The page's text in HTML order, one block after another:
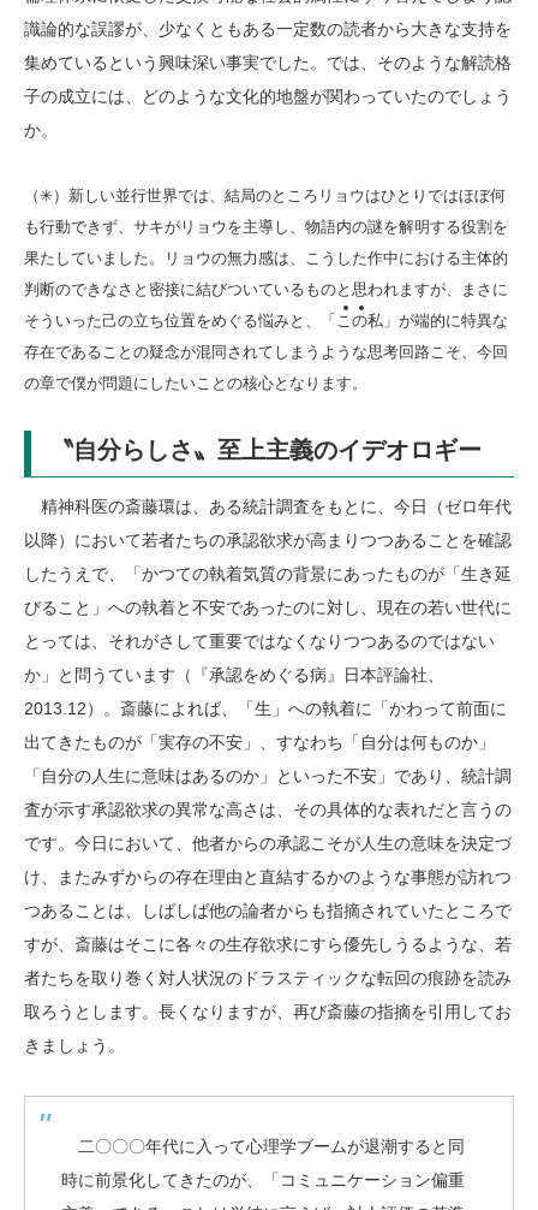
識論的な誤謬が、少なくともある一定数の読者から大きな支持を
集めているという興味深い事実でした。では、そのような解読格
子の成立には、どのような文化的地盤が関わっていたのでしょう
か。
（✳）新しい並行世界では、結局のところリョウはひとりではほぼ何
も行動できず、サキがリョウを主導し、物語内の謎を解明する役割を
果たしていました。リョウの無力感は、こうした作中における主体的
判断のできなさと密接に結びついているものと思われますが、まさに
そういった己の立ち位置をめぐる悩みと、「 こ の私」が端的に特異な
存在であることの疑念が混同されてしまうような思考回路こそ、今回
の章で僕が問題にしたいことの核心となります。
〝自分らしさ〟至上主義のイデオロギー
精神科医の斎藤環は、ある統計調査をもとに、今日（ゼロ年代
以降）において若者たちの承認欲求が高まりつつあることを確認
したうえで、「かつての執着気質の背景にあったものが「生き延
びること」への執着と不安であったのに対し、現在の若い世代に
とっては、それがさして重要ではなくなりつつあるのではない
か」と問うています（『承認をめぐる病』日本評論社、
2013.12）。斎藤によれば、「生」への執着に「かわって前面に
出てきたものが「実存の不安」、すなわち「自分は何ものか」
「自分の人生に意味はあるのか」といった不安」であり、統計調
査が示す承認欲求の異常な高さは、その具体的な表れだと言うの
です。今日において、他者からの承認こそが人生の意味を決定づ
け、またみずからの存在理由と直結するかのような事態が訪れつ
つあることは、しばしば他の論者からも指摘されていたところで
すが、斎藤はそこに各々の生存欲求にすら優先しうるような、若
者たちを取り巻く対人状況のドラスティックな転回の痕跡を読み
取ろうとします。長くなりますが、再び斎藤の指摘を引用してお
きましょう。
二〇〇〇年代に入って心理学ブームが退潮すると同
時に前景化してきたのが、「コミュニケーション偏重